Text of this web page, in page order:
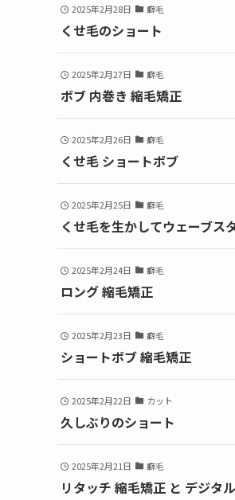
2025年2月28日 癖毛
くせ毛のショート
2025年2月27日 癖毛
ボブ 内巻き 縮毛矯正
2025年2月26日 癖毛
くせ毛 ショートボブ
2025年2月25日 癖毛
くせ毛を生かしてウェーブス
2025年2月24日 癖毛
ロング 縮毛矯正
2025年2月23日 癖毛
ショートボブ 縮毛矯正
2025年2月22日 カット
久しぶりのショート
2025年2月21日 癖毛
リタッチ 縮毛矯正 と デジタ